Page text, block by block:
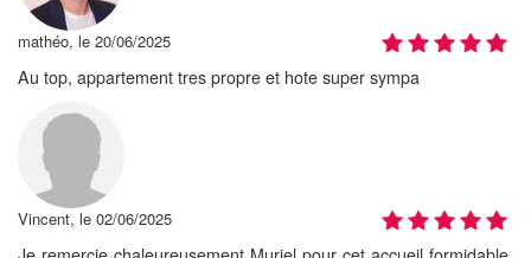
mathéo, le 20/06/2025
Au top, appartement tres propre et hote super sympa
Vincent, le 02/06/2025